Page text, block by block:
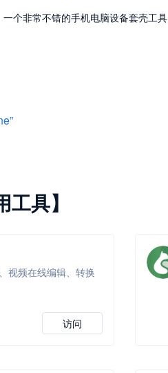
一个非常不错的手机电脑设备套壳工具
具】
视频在线编辑、转换
访问